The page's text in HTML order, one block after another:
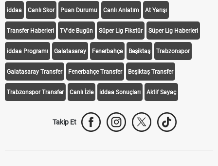
iddaa Canlı Skor Puan Durumu Canlı Anlatım At Yarışı
Transfer Haberleri TV'de Bugün Süper Lig Fikstür Süper Lig Haberleri
iddaa Programı Galatasaray Fenerbahçe Beşiktaş Trabzonspor
Galatasaray Transfer Fenerbahçe Transfer Beşiktaş Transfer
Trabzonspor Transfer Canlı İzle iddaa Sonuçları Aktif Sayaç
Takip Et